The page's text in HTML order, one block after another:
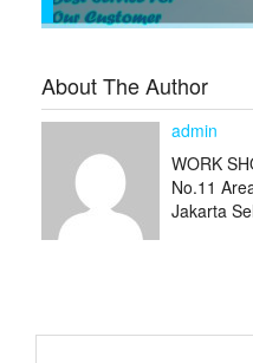
About The Author
admin
WORK
No.11
Jakarta